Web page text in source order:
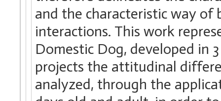
and the characteristic way of
interactions. This work
Domestic Dog, developed in
projects the attitudinal
analyzed, through the